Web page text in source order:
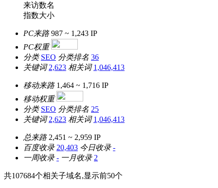
来访数名
指数大小
PC来路 987 ~ 1,243 IP
PC权重
分类 SEO 分类排名 36
关键词 2,623 相关词 1,046,413
移动来路 1,464 ~ 1,716 IP
移动权重
分类 SEO 分类排名 25
关键词 2,623 相关词 1,046,413
总来路 2,451 ~ 2,959 IP
百度收录 20,403 今日收录 -
一周收录 - 一月收录 2
共107684个相关子域名,显示前50个